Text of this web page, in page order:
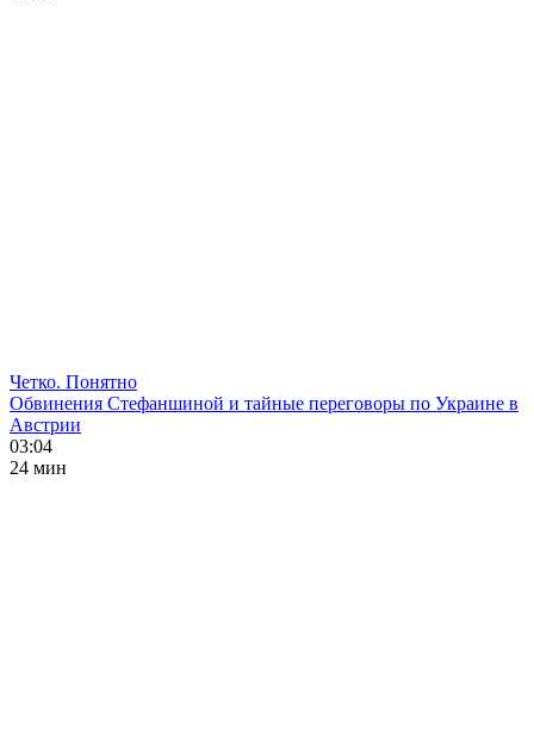
Четко. Понятно
Обвинения Стефаншиной и тайные переговоры по Украине в
Австрии
03:04
24 мин